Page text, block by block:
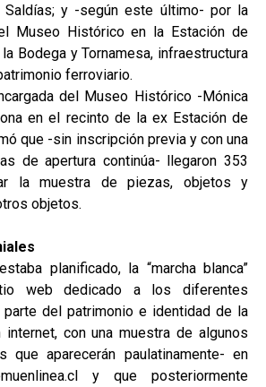
y -según este último- por la
Museo Histórico en la Estación de
la Bodega y Tornamesa, infraestructura
ferroviario.
del Museo Histórico -Mónica
en el recinto de la ex Estación de
que -sin inscripción previa y con una
de apertura continúa- llegaron 353
la muestra de piezas, objetos y
objetos.
planificado, la “marcha blanca”
web dedicado a los diferentes
del patrimonio e identidad de la
internet, con una muestra de algunos
que aparecerán paulatinamente- en
y que posteriormente